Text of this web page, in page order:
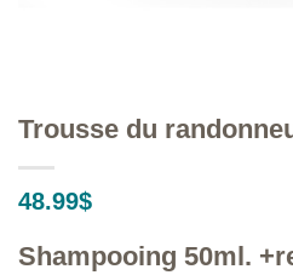
Trousse du
48.99$
Shampooing 50ml.